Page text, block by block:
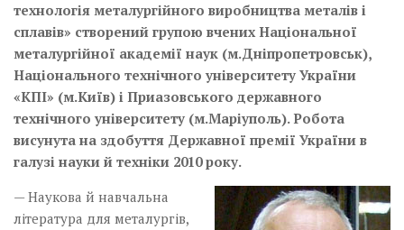
технологія металургійного виробництва металів і
сплавів» створений групою вчених Національної
металургійної академії наук (м.Дніпропетровськ),
Національного технічного університету України
«КПІ» (м.Київ) і Приазовського державного
технічного університету (м.Маріуполь). Робота
висунута на здобуття Державної премії України в
галузі науки й техніки 2010 року.
— Наукова й навчальна
література для металургів,